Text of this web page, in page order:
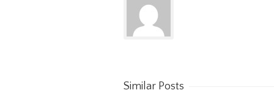
Similar Posts